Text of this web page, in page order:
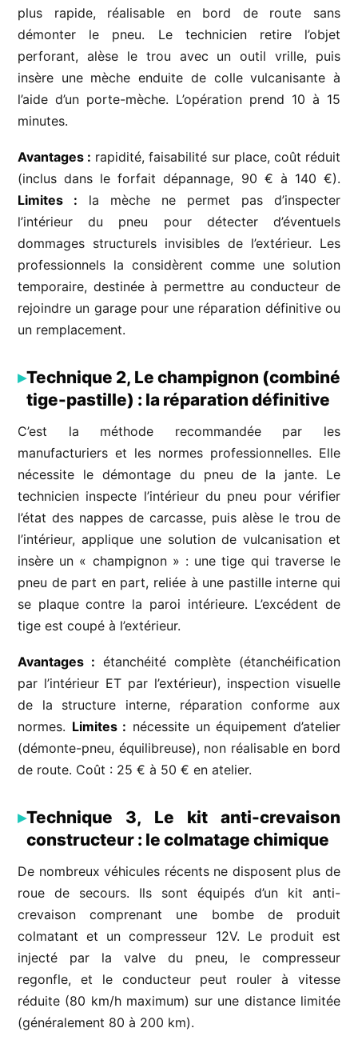
plus rapide, réalisable en bord de route sans
démonter le pneu. Le technicien retire l’objet
perforant, alèse le trou avec un outil vrille, puis
insère une mèche enduite de colle vulcanisante à
l’aide d’un porte-mèche. L’opération prend 10 à 15
minutes.
Avantages : rapidité, faisabilité sur place, coût réduit
(inclus dans le forfait dépannage, 90 € à 140 €).
Limites : la mèche ne permet pas d’inspecter
l’intérieur du pneu pour détecter d’éventuels
dommages structurels invisibles de l’extérieur. Les
professionnels la considèrent comme une solution
temporaire, destinée à permettre au conducteur de
rejoindre un garage pour une réparation définitive ou
un remplacement.
Technique 2, Le champignon (combiné
tige-pastille) : la réparation définitive
C’est la méthode recommandée par les
manufacturiers et les normes professionnelles. Elle
nécessite le démontage du pneu de la jante. Le
technicien inspecte l’intérieur du pneu pour vérifier
l’état des nappes de carcasse, puis alèse le trou de
l’intérieur, applique une solution de vulcanisation et
insère un « champignon » : une tige qui traverse le
pneu de part en part, reliée à une pastille interne qui
se plaque contre la paroi intérieure. L’excédent de
tige est coupé à l’extérieur.
Avantages : étanchéité complète (étanchéification
par l’intérieur ET par l’extérieur), inspection visuelle
de la structure interne, réparation conforme aux
normes. Limites : nécessite un équipement d’atelier
(démonte-pneu, équilibreuse), non réalisable en bord
de route. Coût : 25 € à 50 € en atelier.
Technique 3, Le kit anti-crevaison
constructeur : le colmatage chimique
De nombreux véhicules récents ne disposent plus de
roue de secours. Ils sont équipés d’un kit anti-
crevaison comprenant une bombe de produit
colmatant et un compresseur 12V. Le produit est
injecté par la valve du pneu, le compresseur
regonfle, et le conducteur peut rouler à vitesse
réduite (80 km/h maximum) sur une distance limitée
(généralement 80 à 200 km).